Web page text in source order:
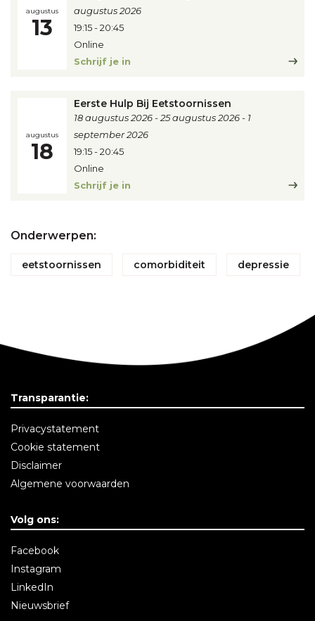
augustus
13
augustus 2026
19:15-20:45
Online
Schrijf je in
augustus
18
Eerste Hulp Bij Eetstoornissen
18 augustus 2026 25 augustus 2026
1
september 2026
19:15-20:45
Online
Schrijf je in
Onderwerpen:
eetstoornissen comorbiditeit depressie
Transparantie:
Privacystatement
Cookie statement
Disclaimer
Algemene voorwaarden
Volg ons:
Facebook
Instagram
LinkedIn
Nieuwsbrief